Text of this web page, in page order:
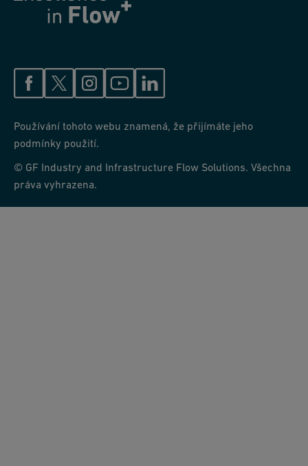
Používání tohoto webu znamená, že přijímáte jeho
podmínky použití.
© GF Industry and Infrastructure Flow Solutions. Všechna
práva vyhrazena.